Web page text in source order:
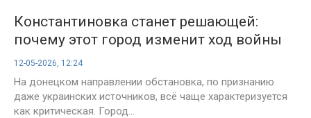
Константиновка станет решающей:
почему этот город изменит ход войны
за Донбасс
12-05-2026, 12:24
На донецком направлении обстановка, по признанию
даже украинских источников, всё чаще характеризуется
как критическая. Город...